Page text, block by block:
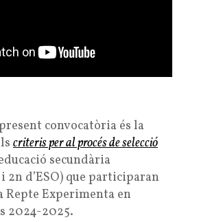
convocatòria és la
criteris per al procés de selecció
secundària
d’ESO) que participaran
Repte Experimenta en
2024-2025.